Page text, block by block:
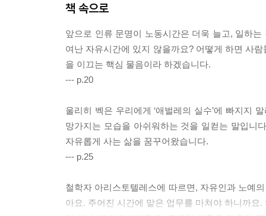
책 속으로
앞으로 인류 문명이 노동시간은 더욱 늘고, 일하
여난 자유시간에 있지 않을까요? 어떻게 하면 사
을 이끄는 핵심 물음이라 하겠습니다.
--- p.20
울리히 벡은 우리에게 ‘애벌레의 실수’에 빠지지
망가지는 모습을 아쉬워하는 것을 일컫는 말입니
자유롭게 사는 삶을 꿈꾸어왔습니다.
--- p.25
철학자 아리스토텔레스에 따르면, 자유인과 노예
아요. 주어진 시간에 맡은 업무를 마쳐야 하니까